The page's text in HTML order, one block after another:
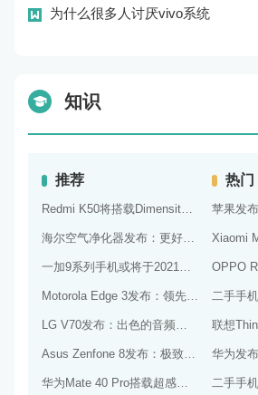
为什么很多人讨厌vivo系统
知识
推荐
Redmi K50将搭载Dimensity 900处理器：跑分过万
海尔空气净化器发布：更好的净化效果和更智能的控制系统
一加9系列手机或将于2021年发布，预计搭载更好的相机系统和处理器
Motorola Edge 3发布：领先的5G技术和出色的游戏性能
LG V70发布：出色的音频效果和流畅的游戏性能
Asus Zenfone 8发布：极致的性能表现和流畅的操作体验
华为Mate 40 Pro搭载超感知Leica四曲面摄像系统和麒麟9000E处理器
热门